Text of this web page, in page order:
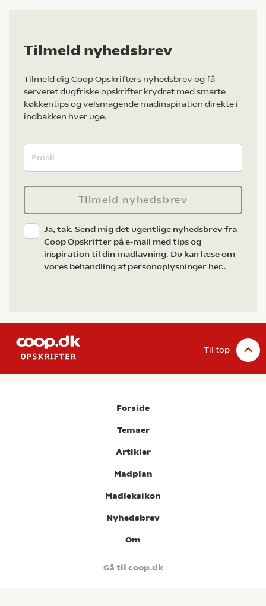
Tilmeld nyhedsbrev
Tilmeld dig Coop Opskrifters nyhedsbrev og få
serveret dugfriske opskrifter krydret med smarte
køkkentips og velsmagende madinspiration direkte i
indbakken hver uge.
Tilmeld nyhedsbrev
Ja, tak. Send mig det ugentlige nyhedsbrev fra
Coop Opskrifter på e-mail med tips og
inspiration til din madlavning. Du kan læse om
vores behandling af personoplysninger her..
Til top
Forside
Temaer
Artikler
Madplan
Madleksikon
Nyhedsbrev
Om
Gå til coop.dk